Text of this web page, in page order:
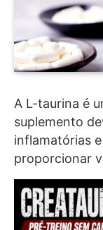
A L-taurina é
suplemento
inflamatórias
proporcionar